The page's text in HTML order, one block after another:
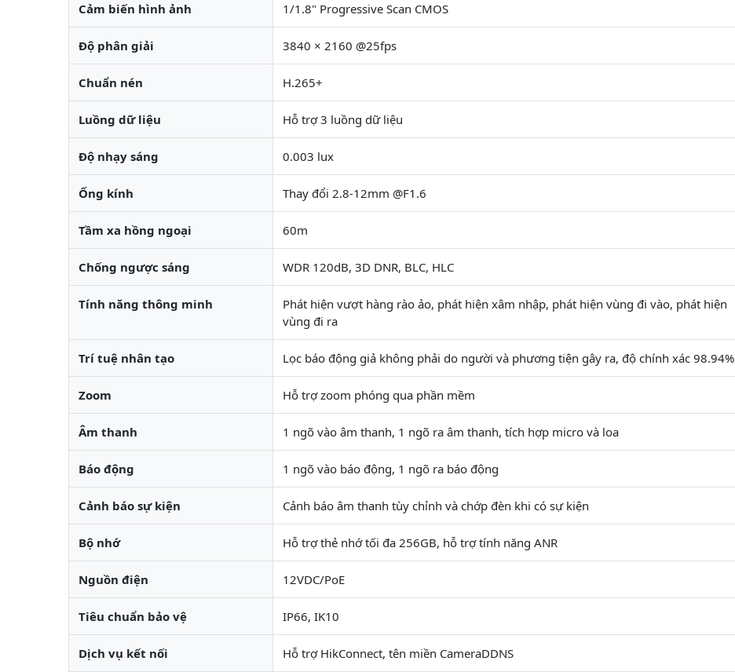
Cảm biến hình ảnh 1/1.8" Progressive Scan CMOS
Độ phân giải 3840 × 2160 @25fps
Chuẩn nén H.265+
Luồng dữ liệu Hỗ trợ 3 luồng dữ liệu
Độ nhạy sáng 0.003 lux
Ống kính Thay đổi 2.8-12mm @F1.6
Tầm xa hồng ngoại 60m
Chống ngược sáng WDR 120dB, 3D DNR, BLC, HLC
Tính năng thông minh
Phát hiện vượt hàng rào ảo, phát hiện xâm nhập, phát hiện vùng đi vào, phát hiện
vùng đi ra
Trí tuệ nhân tạo Lọc báo động giả không phải do người và phương tiện gây ra, độ chính xác 98.94%
Zoom Hỗ trợ zoom phóng qua phần mềm
Âm thanh 1 ngõ vào âm thanh, 1 ngõ ra âm thanh, tích hợp micro và loa
Báo động 1 ngõ vào báo động, 1 ngõ ra báo động
Cảnh báo sự kiện Cảnh báo âm thanh tùy chỉnh và chớp đèn khi có sự kiện
Bộ nhớ Hỗ trợ thẻ nhớ tối đa 256GB, hỗ trợ tính năng ANR
Nguồn điện 12VDC/PoE
Tiêu chuẩn bảo vệ IP66, IK10
Dịch vụ kết nối Hỗ trợ HikConnect, tên miền CameraDDNS